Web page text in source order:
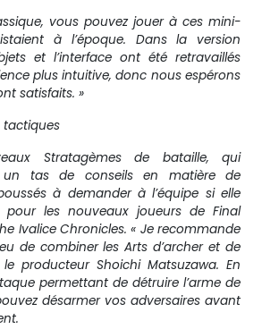
vous pouvez jouer à ces mini-
à l’époque. Dans la version
et l’interface ont été retravaillés
plus intuitive, donc nous espérons
satisfaits. »
tactiques
Stratagèmes de bataille, qui
un tas de conseils en matière de
à demander à l’équipe si elle
pour les nouveaux joueurs de Final
Ivalice Chronicles. « Je recommande
de combiner les Arts d’archer et de
producteur Shoichi Matsuzawa. En
permettant de détruire l’arme de
désarmer vos adversaires avant